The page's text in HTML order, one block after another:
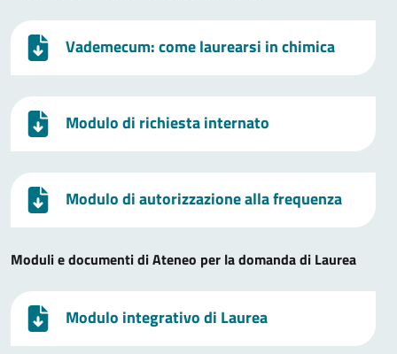
Vademecum: come laurearsi in chimica
Modulo di richiesta internato
Modulo di autorizzazione alla frequenza
Moduli e documenti di Ateneo per la domanda di Laurea
Modulo integrativo di Laurea